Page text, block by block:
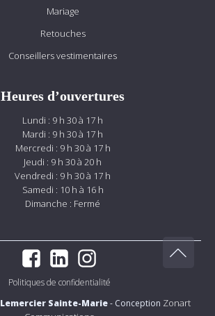
Mariage
Retouches
Conseillers vestimentaires
Heures d’ouvertures
Lundi : 9 h 30 à 17 h
Mardi : 9 h 30 à 17 h
Mercredi : 9 h 30 à 17 h
Jeudi : 9 h 30 à 20 h
Vendredi : 9 h 30 à 17 h
Samedi : 10 h à 16 h
Dimanche : Fermé
Lemercier Sainte-Marie- Conception Zonart
Politiques de confidentialité